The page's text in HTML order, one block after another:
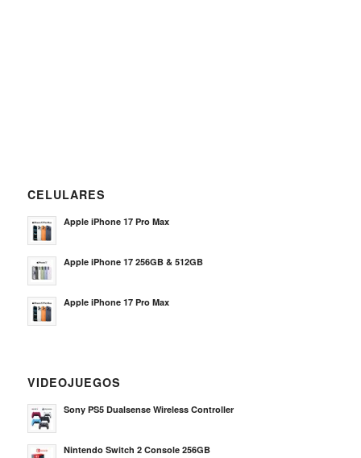
CELULARES
Apple iPhone 17 Pro Max
Apple iPhone 17 256GB & 512GB
Apple iPhone 17 Pro Max
VIDEOJUEGOS
Sony PS5 Dualsense Wireless Controller
Nintendo Switch 2 Console 256GB